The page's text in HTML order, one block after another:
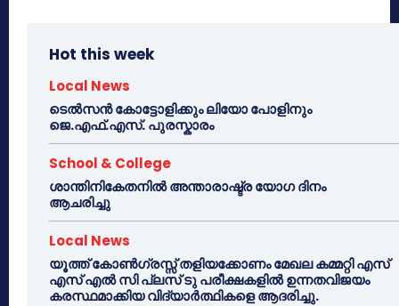
Hot this week
Local News
ടെൽസൻ കോട്ടോളിക്കും ലിയോ പോളിനും
ജെ.എഫ്.എസ്. പുരസ്കാരം
School & College
ശാന്തിനികേതനിൽ അന്താരാഷ്ട്ര യോഗ ദിനം
ആചരിച്ചു
Local News
യൂത്ത് കോൺഗ്രസ്സ് തളിയക്കോണം മേഖല കമ്മറ്റി എസ്
എസ് എൽ സി പ്ലസ് ടു പരീക്ഷകളിൽ ഉന്നതവിജയം
കരസ്ഥമാക്കിയ വിദ്യാർത്ഥികളെ ആദരിച്ചു.